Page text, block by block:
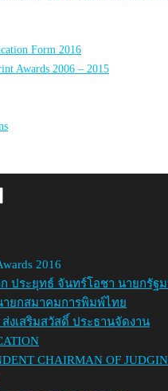
Form 2016
Awards 2006 – 2015
2016
ก ประยุทธ์ จันทร์โอชา นายกรัฐ
ายกสมาคมการพิมพ์ไทย
งเสริมสวัสดิ์ ประธานจัดงาน
CHAIRMAN OF